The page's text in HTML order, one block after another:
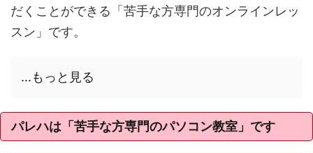
だくことができる「苦手な方専門のオンラインレッ
スン」です。
...もっと見る
パレハは「苦手な方専門のパソコン教室」です